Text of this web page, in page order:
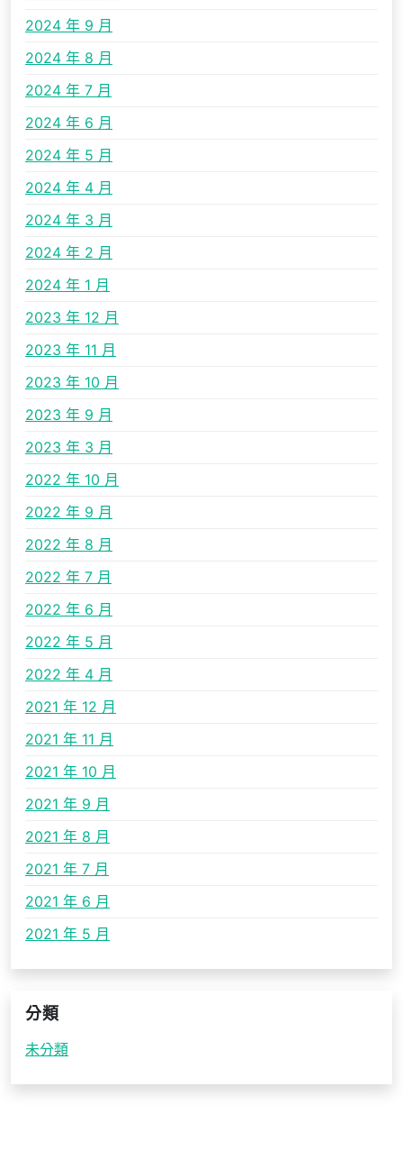
2024 年 9 月
2024 年 8 月
2024 年 7 月
2024 年 6 月
2024 年 5 月
2024 年 4 月
2024 年 3 月
2024 年 2 月
2024 年 1 月
2023 年 12 月
2023 年 11 月
2023 年 10 月
2023 年 9 月
2023 年 3 月
2022 年 10 月
2022 年 9 月
2022 年 8 月
2022 年 7 月
2022 年 6 月
2022 年 5 月
2022 年 4 月
2021 年 12 月
2021 年 11 月
2021 年 10 月
2021 年 9 月
2021 年 8 月
2021 年 7 月
2021 年 6 月
2021 年 5 月
分類
未分類